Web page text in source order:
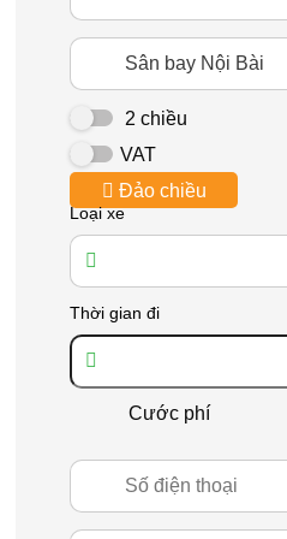
2 chiều
VAT
Đảo chiều
Loại xe
Thời gian đi
Cước phí